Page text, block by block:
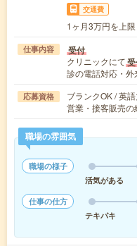
交通費
1ヶ月3万円を上
仕事内容 受付
クリニックにて
診の電話対応・外
応募資格
ブランクOK / 英
営業・接客販売
職場の雰囲気
職場の様子
活気がある
仕事の仕方
テキパキ